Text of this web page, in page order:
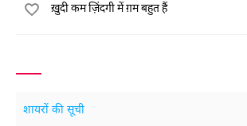
ख़ुदी कम ज़िंदगी में ग़म बहुत हैं
शायरों की सूची